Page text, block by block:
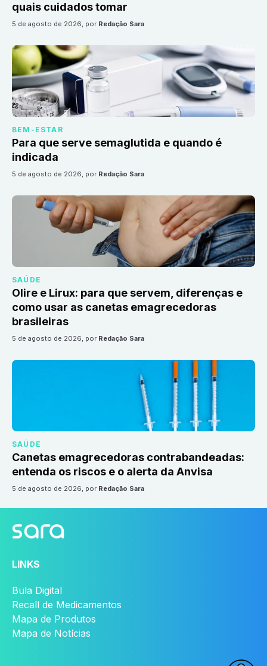
quais cuidados tomar
5 de agosto de 2026, por Redação Sara
BEM-ESTAR
Para que serve semaglutida e quando é
indicada
5 de agosto de 2026, por Redação Sara
SAÚDE
Olire e Lirux: para que servem, diferenças e
como usar as canetas emagrecedoras
brasileiras
5 de agosto de 2026, por Redação Sara
SAÚDE
Canetas emagrecedoras contrabandeadas:
entenda os riscos e o alerta da Anvisa
5 de agosto de 2026, por Redação Sara
LINKS
Bula Digital
Recall de Medicamentos
Mapa de Produtos
Mapa de Notícias